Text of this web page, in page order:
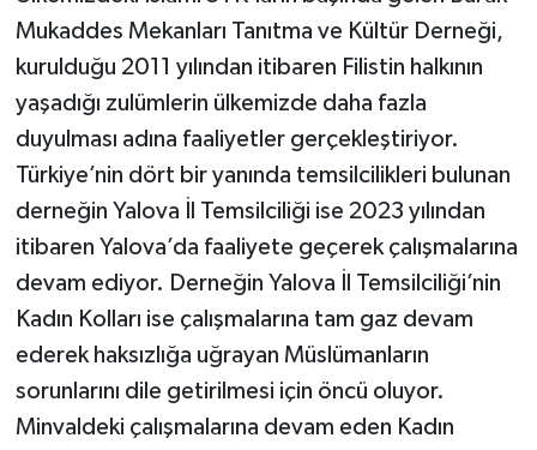
Mukaddes Mekanları Tanıtma ve Kültür Derneği,
kurulduğu 2011 yılından itibaren Filistin halkının
yaşadığı zulümlerin ülkemizde daha fazla
duyulması adına faaliyetler gerçekleştiriyor.
Türkiye’nin dört bir yanında temsilcilikleri bulunan
derneğin Yalova İl Temsilciliği ise 2023 yılından
itibaren Yalova’da faaliyete geçerek çalışmalarına
devam ediyor. Derneğin Yalova İl Temsilciliği’nin
Kadın Kolları ise çalışmalarına tam gaz devam
ederek haksızlığa uğrayan Müslümanların
sorunlarını dile getirilmesi için öncü oluyor.
Minvaldeki çalışmalarına devam eden Kadın